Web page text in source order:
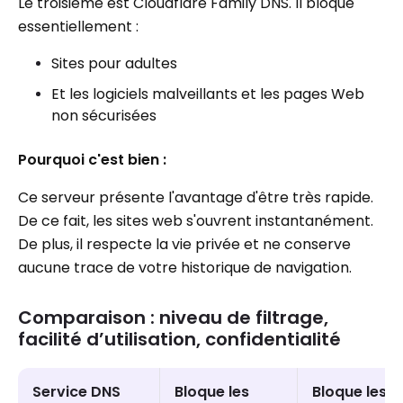
essentiellement :
Sites pour adultes
Et les logiciels malveillants et les pages Web
non sécurisées
Pourquoi c'est bien :
Ce serveur présente l'avantage d'être très rapide.
De ce fait, les sites web s'ouvrent instantanément.
De plus, il respecte la vie privée et ne conserve
aucune trace de votre historique de navigation.
Comparaison : niveau de filtrage,
facilité d’utilisation, confidentialité
Service DNS
Bloque les
Bloque les